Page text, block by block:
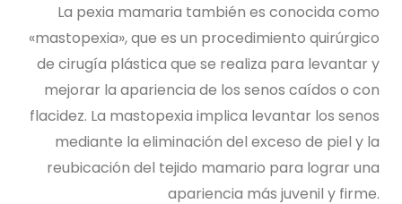
La pexia mamaria también es conocida como
«mastopexia», que es un procedimiento quirúrgico
de cirugía plástica que se realiza para levantar y
mejorar la apariencia de los senos caídos o con
flacidez. La mastopexia implica levantar los senos
mediante la eliminación del exceso de piel y la
reubicación del tejido mamario para lograr una
apariencia más juvenil y firme.